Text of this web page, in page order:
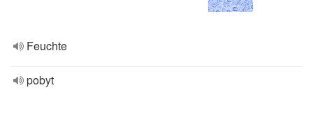
Feuchte
pobyt